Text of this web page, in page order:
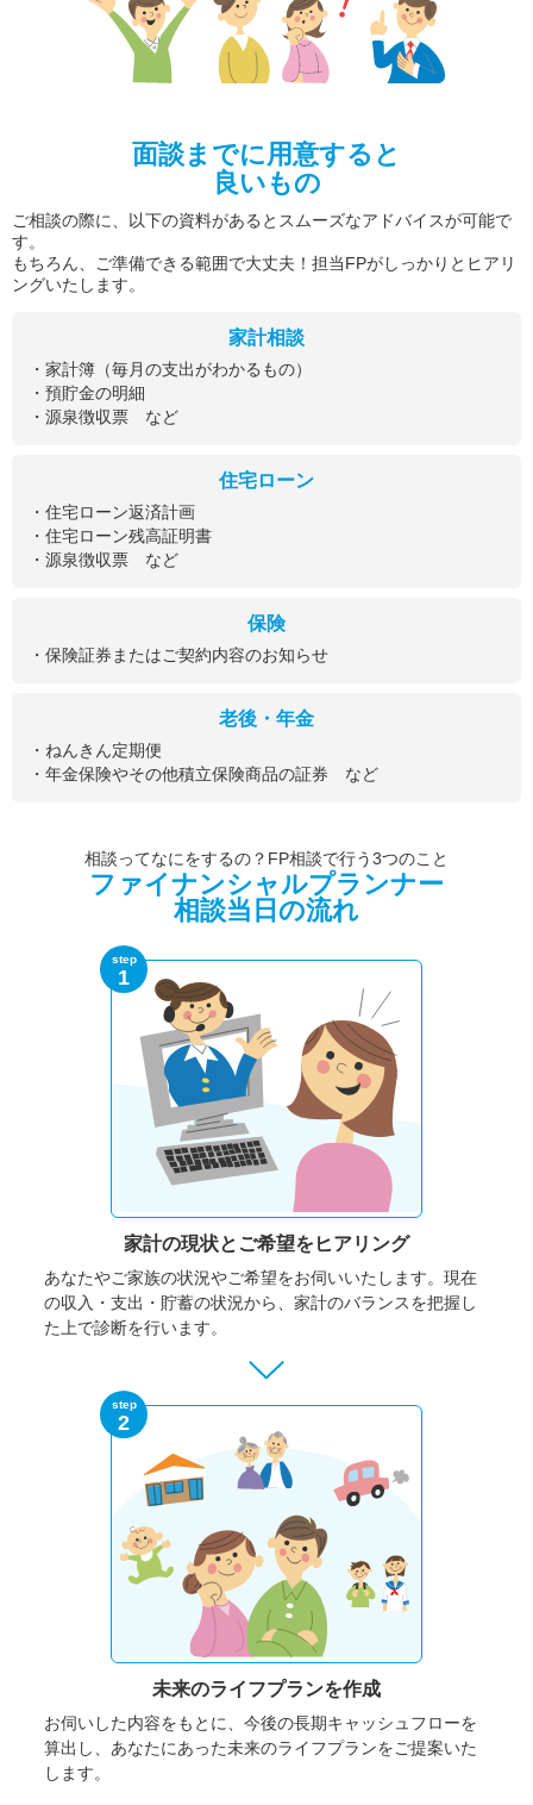
面談までに用意すると
良いもの
ご相談の際に、以下の資料があるとスムーズなアドバイスが可能で
す。
もちろん、ご準備できる範囲で大丈夫！担当FPがしっかりとヒアリ
ングいたします。
家計相談
・家計簿（毎月の支出がわかるもの）
・預貯金の明細
・源泉徴収票 など
住宅ローン
・住宅ローン返済計画
・住宅ローン残高証明書
・源泉徴収票 など
保険
・保険証券またはご契約内容のお知らせ
老後・年金
・ねんきん定期便
・年金保険やその他積立保険商品の証券 など
相談ってなにをするの？FP相談で行う3つのこと
ファイナンシャルプランナー
相談当日の流れ
step
1
家計の現状と ご希望をヒアリング
あなたやご家族の状況やご希望をお伺いいたします。 現在
の収入・支出・貯蓄の状況から、家計のバランスを把握し
た上で診断を行います。
step
2
未来のライフプランを作成
お伺いした内容をもとに、今後の長期キャッシュフローを
算出し、あなたにあった未来のライフプランをご提案いた
します。